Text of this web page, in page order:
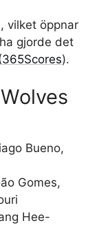
vilket öppnar
gjorde det
365Scores).
Bueno,
Gomes,
Hee-